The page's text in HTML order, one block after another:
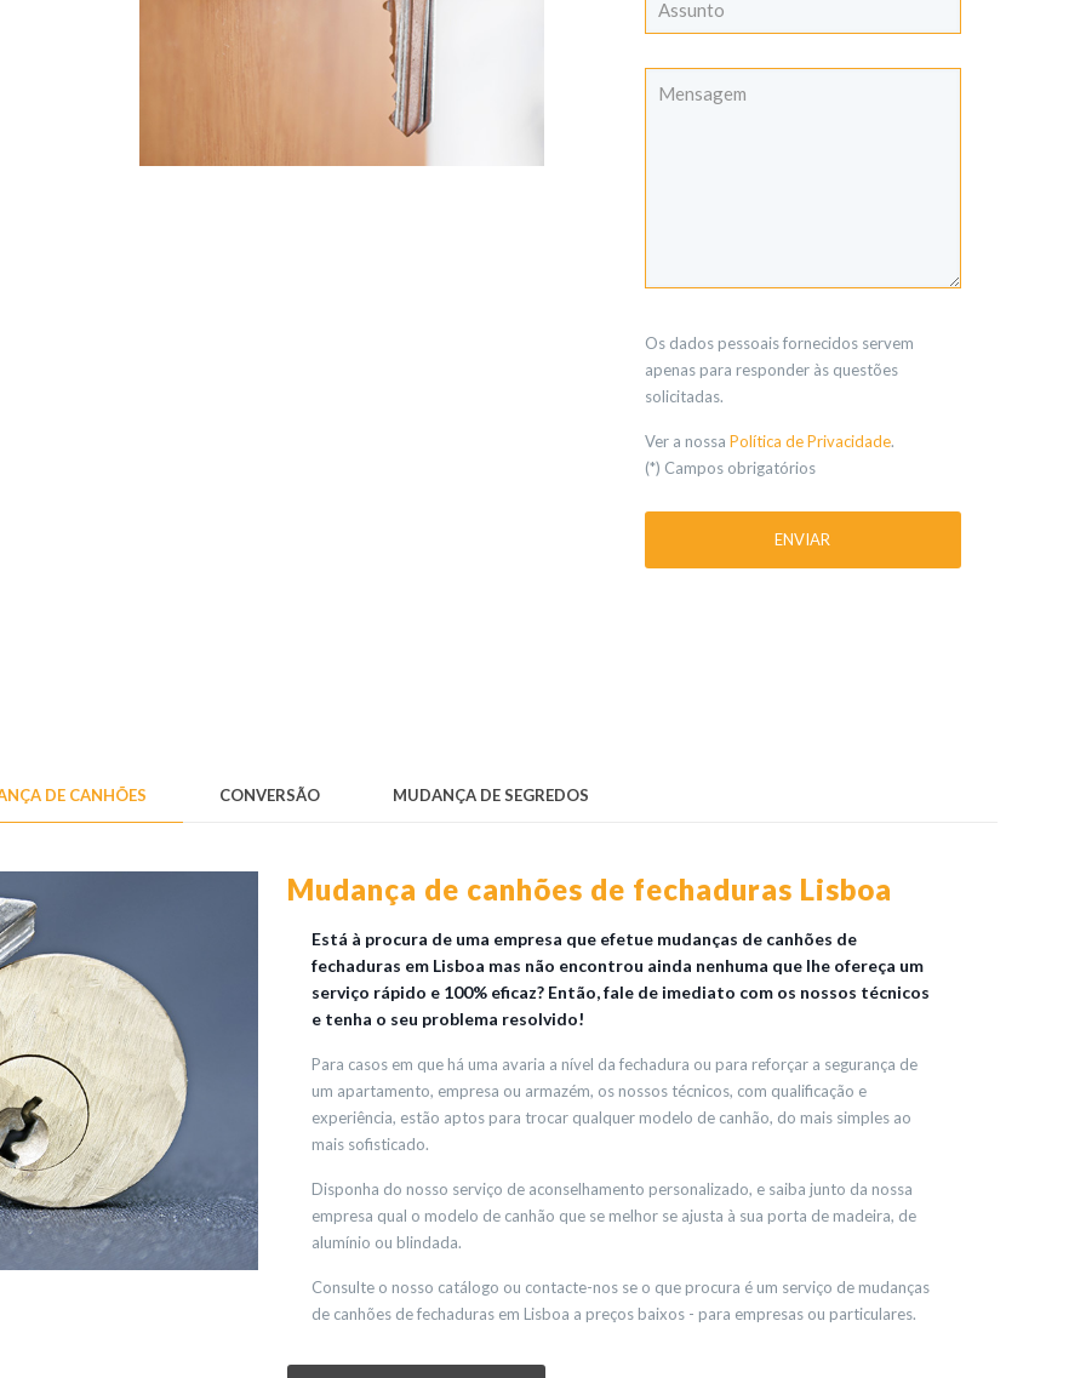
Os dados pessoais fornecidos servem
apenas para responder às questões
solicitadas.
Ver a nossa Política de Privacidade.
(*) Campos obrigatórios
DE CANHÕES CONVERSÃO MUDANÇA DE SEGREDOS
Mudança de canhões de fechaduras Lisboa
Está à procura de uma empresa que efetue mudanças de canhões de
fechaduras em Lisboa mas não encontrou ainda nenhuma que lhe ofereça um
serviço rápido e 100% eficaz? Então, fale de imediato com os nossos técnicos
e tenha o seu problema resolvido!
Para casos em que há uma avaria a nível da fechadura ou para reforçar a segurança de
um apartamento, empresa ou armazém, os nossos técnicos, com qualificação e
experiência, estão aptos para trocar qualquer modelo de canhão, do mais simples ao
mais sofisticado.
Disponha do nosso serviço de aconselhamento personalizado, e saiba junto da nossa
empresa qual o modelo de canhão que se melhor se ajusta à sua porta de madeira, de
alumínio ou blindada.
Consulte o nosso catálogo ou contacte-nos se o que procura é um serviço de mudanças
de canhões de fechaduras em Lisboa a preços baixos - para empresas ou particulares.